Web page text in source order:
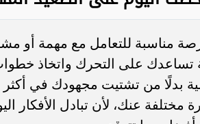
مناسبة للتعامل مع مهمة أو
تساعدك على التحرك واتخاذ
بدلًا من تشتيت مجهودك في
عنك، لأن تبادل الأفكار